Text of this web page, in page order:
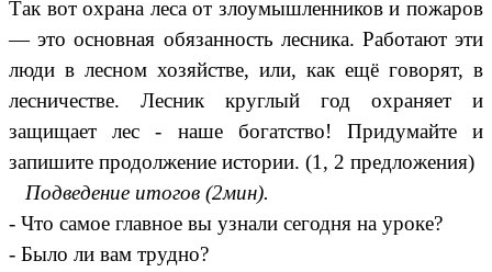
Так вот охрана леса от злоумышленников и пожаров
— это основная обязанность лесника. Работают эти
люди в лесном хозяйстве, или, как ещё говорят, в
лесничестве. Лесник круглый год охраняет и
защищает лес - наше богатство!
Придумайте и
запишите продолжение истории. (1, 2 предложения)
Подведение итогов (2мин).
- Что самое главное вы узнали сегодня на уроке?
- Было ли вам трудно?